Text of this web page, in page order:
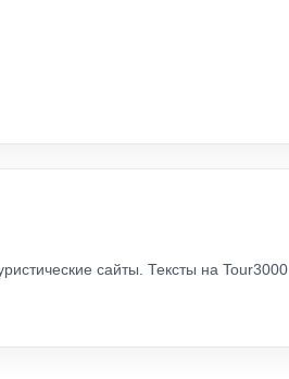
сайты. Тексты на Tour3000